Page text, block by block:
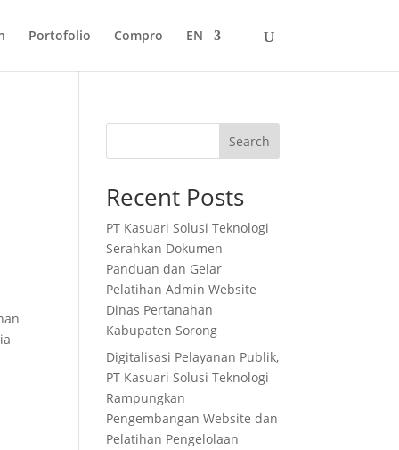
Portofolio Compro EN
Search
Recent Posts
PT Kasuari Solusi Teknologi
Serahkan Dokumen
Panduan dan Gelar
Pelatihan Admin Website
Dinas Pertanahan
Kabupaten Sorong
Digitalisasi Pelayanan Publik,
PT Kasuari Solusi Teknologi
Rampungkan
Pengembangan Website dan
Pelatihan Pengelolaan